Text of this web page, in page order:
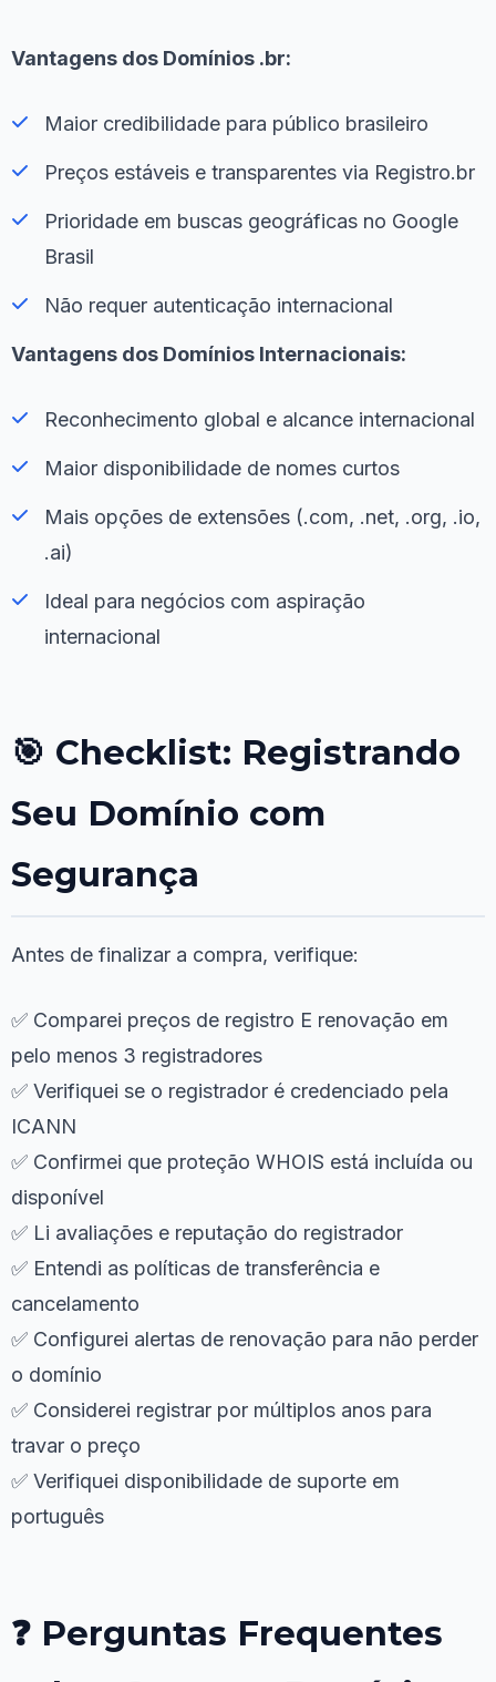
Vantagens dos Domínios .br:
Maior credibilidade para público brasileiro
Preços estáveis e transparentes via Registro.br
Prioridade em buscas geográficas no Google
Brasil
Não requer autenticação internacional
Vantagens dos Domínios Internacionais:
Reconhecimento global e alcance internacional
Maior disponibilidade de nomes curtos
Mais opções de extensões (.com, .net, .org, .io,
.ai)
Ideal para negócios com aspiração
internacional
🎯 Checklist: Registrando
Seu Domínio com
Segurança
Antes de finalizar a compra, verifique:
✅ Comparei preços de registro E renovação em
pelo menos 3 registradores
✅ Verifiquei se o registrador é credenciado pela
ICANN
✅ Confirmei que proteção WHOIS está incluída ou
disponível
✅ Li avaliações e reputação do registrador
✅ Entendi as políticas de transferência e
cancelamento
✅ Configurei alertas de renovação para não perder
o domínio
✅ Considerei registrar por múltiplos anos para
travar o preço
✅ Verifiquei disponibilidade de suporte em
português
❓ Perguntas Frequentes